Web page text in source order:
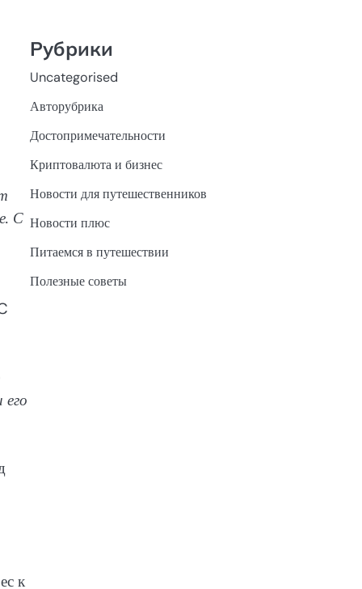
С
к
Рубрики
Uncategorised
Авторубрика
Достопримечательности
Криптовалюта и бизнес
Новости для путешественников
Новости плюс
Питаемся в путешествии
Полезные советы